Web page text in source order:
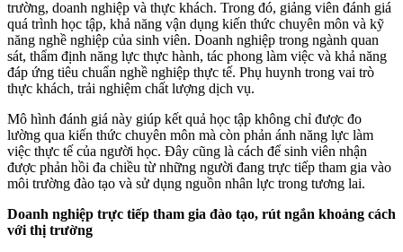
trường, doanh nghiệp và thực khách. Trong đó, giảng viên đánh giá
quá trình học tập, khả năng vận dụng kiến thức chuyên môn và kỹ
năng nghề nghiệp của sinh viên. Doanh nghiệp trong ngành quan
sát, thẩm định năng lực thực hành, tác phong làm việc và khả năng
đáp ứng tiêu chuẩn nghề nghiệp thực tế. Phụ huynh trong vai trò
thực khách, trải nghiệm chất lượng dịch vụ.
Mô hình đánh giá này giúp kết quả học tập không chỉ được đo
lường qua kiến thức chuyên môn mà còn phản ánh năng lực làm
việc thực tế của người học. Đây cũng là cách để sinh viên nhận
được phản hồi đa chiều từ những người đang trực tiếp tham gia vào
môi trường đào tạo và sử dụng nguồn nhân lực trong tương lai.
Doanh nghiệp trực tiếp tham gia đào tạo, rút ngắn khoảng cách
với thị trường